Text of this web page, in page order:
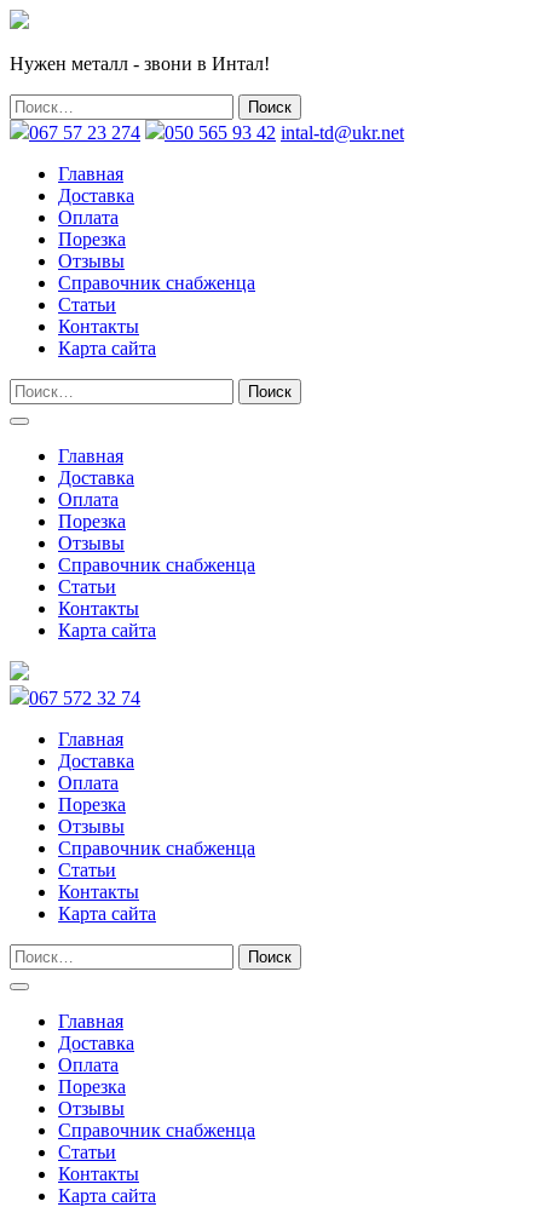
Нужен металл - звони в Интал!
067 57 23 274 050 565 93 42 intal-td@ukr.net
Главная
Доставка
Оплата
Порезка
Отзывы
Справочник снабженца
Статьи
Контакты
Карта сайта
Главная
Доставка
Оплата
Порезка
Отзывы
Справочник снабженца
Статьи
Контакты
Карта сайта
067 572 32 74
Главная
Доставка
Оплата
Порезка
Отзывы
Справочник снабженца
Статьи
Контакты
Карта сайта
Главная
Доставка
Оплата
Порезка
Отзывы
Справочник снабженца
Статьи
Контакты
Карта сайта